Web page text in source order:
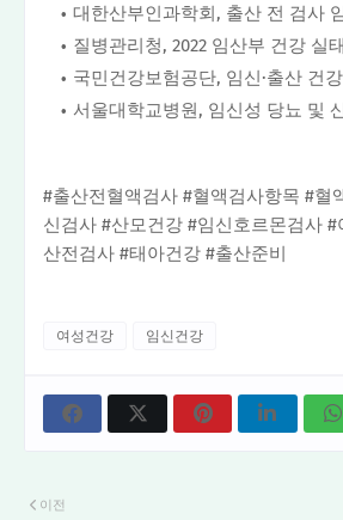
대한산부인과학회, 출산 전 검사
질병관리청, 2022 임산부 건강 실
국민건강보험공단, 임신·출산 건
서울대학교병원, 임신성 당뇨 및
#출산전혈액검사 #혈액검사항목 #혈
신검사 #산모건강 #임신호르몬검사
산전검사 #태아건강 #출산준비
여성건강 임신건강
이전